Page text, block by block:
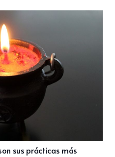
sus prácticas más